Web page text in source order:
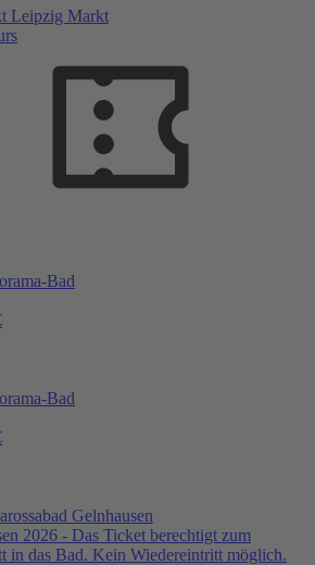
Leipzig Markt
Bad
Bad
Gelnhausen
2026 - Das Ticket berechtigt zum
in das Bad. Kein Wiedereintritt möglich.